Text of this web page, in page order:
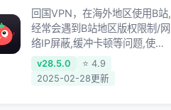
回国VPN，在海外地区使用B站,
经常会遇到B站地区版权限制/网
络IP屏蔽,缓冲卡顿等问题,使用
我们的哔哩哔哩专用回国VPN,
可加速解决各类网络问题,一键
v28.5.0
⭐ 4.9
2025-02-28更新